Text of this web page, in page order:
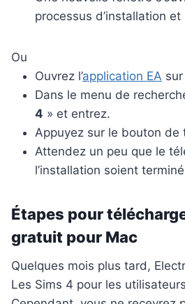
processus d’installation
Ou
Ouvrez l’application EA
Dans le menu de
4 » et entrez.
Appuyez sur le bouton de
Attendez un peu que le
l’installation soient
Étapes pour
gratuit pour Mac
Quelques mois plus tard,
Les Sims 4 pour les